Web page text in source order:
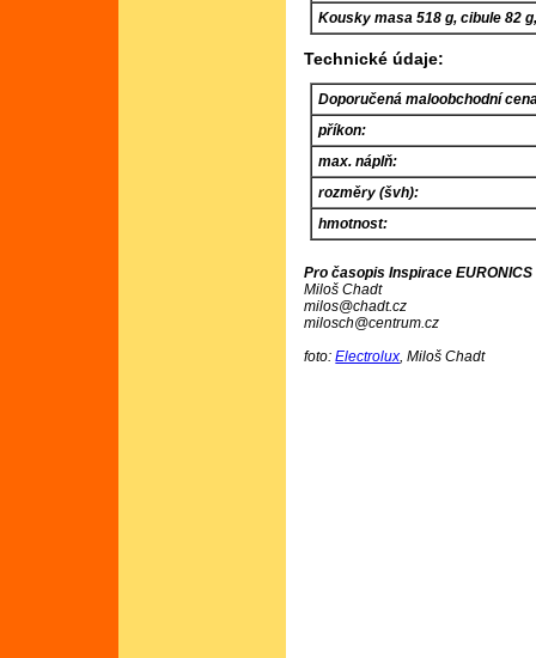
Kousky masa 518 g, cibule 82
Technické údaje:
Doporučená maloobchodní
příkon:
max. náplň:
rozměry (švh):
hmotnost:
Pro časopis Inspirace EURONICS
Miloš Chadt
milos@chadt.cz
milosch@centrum.cz
foto:Electrolux , Miloš Chadt